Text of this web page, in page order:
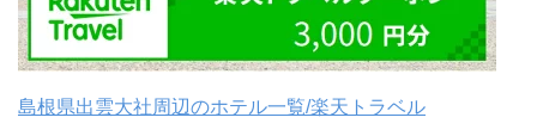
島根県出雲大社周辺のホテル一覧/楽天トラベル